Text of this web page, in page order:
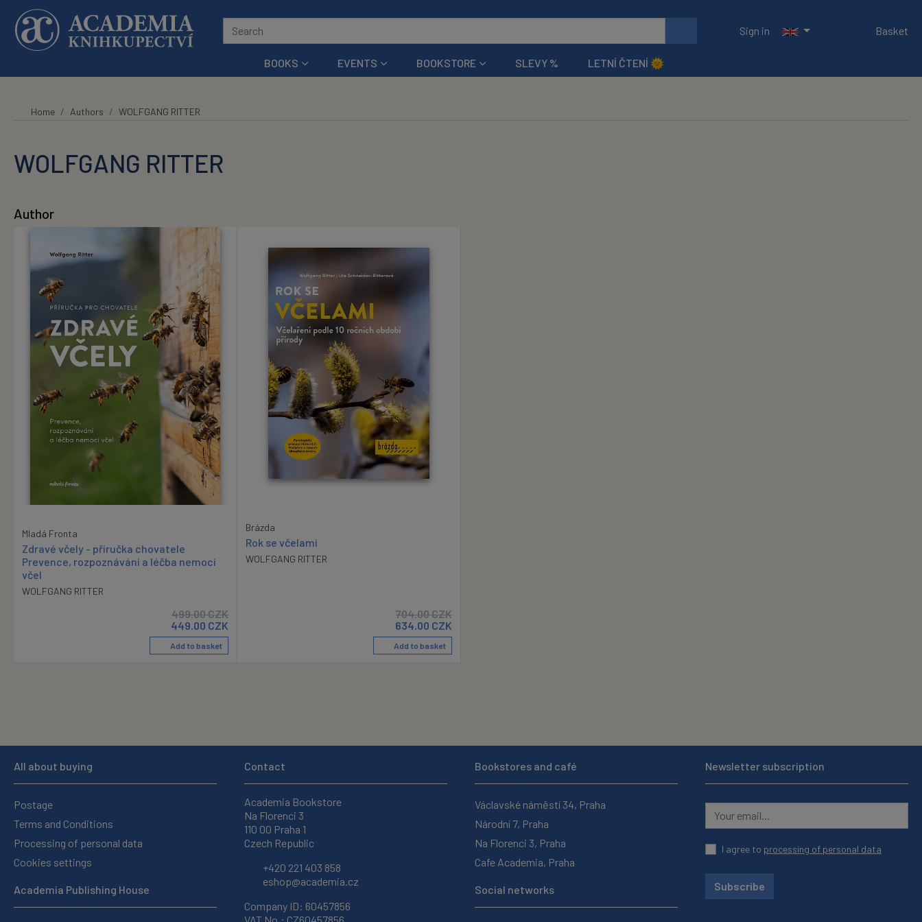
Skip to main content
Sign in
Basket
BOOKS EVENTS BOOKSTORE SLEVY % LETNÍ ČTENÍ 🌞
Home Authors WOLFGANG RITTER
WOLFGANG RITTER
Author
Mladá Fronta
Zdravé včely - příručka chovatele
Prevence, rozpoznávání a léčba nemocí
včel
WOLFGANG RITTER
499.00CZK
449.00 CZK
Add to basket
Brázda
Rok se včelami
WOLFGANG RITTER
704.00CZK
634.00 CZK
Add to basket
All about buying
Postage
Terms and Conditions
Processing of personal data
Cookies settings
Academia Publishing House
Contact
Academia Bookstore
Na Florenci 3
110 00 Praha 1
Czech Republic
+420 221 403 858
eshop@academia.cz
Company ID: 60457856
Bookstores and café
Václavské náměstí 34, Praha
Národní 7, Praha
Na Florenci 3, Praha
Cafe Academia, Praha
Social networks
Newsletter subscription
I agree to processing of personal data
Subscribe